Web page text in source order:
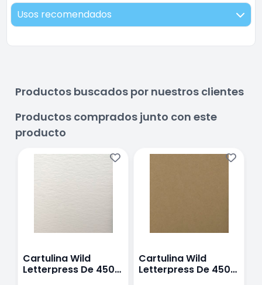
Usos recomendados
Productos buscados por nuestros clientes
Productos comprados junto con este
producto
Cartulina Wild
Letterpress De 450
Cartulina Wild
Letterpress De 450